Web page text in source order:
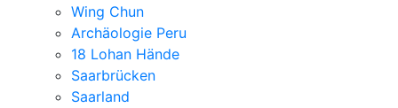
Wing Chun
Archäologie Peru
18 Lohan Hände
Saarbrücken
Saarland